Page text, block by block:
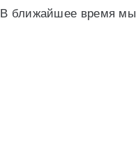
В ближайшее время